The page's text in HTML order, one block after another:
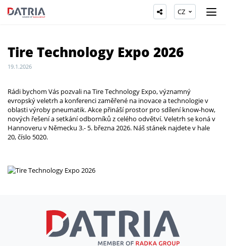
CZ
Tire Technology Expo 2026
19.1.2026
Rádi bychom Vás pozvali na Tire Technology Expo, významný
evropský veletrh a konferenci zaměřené na inovace a technologie v
oblasti výroby pneumatik. Akce přináší prostor pro sdílení know-how,
nových řešení a setkání odborníků z celého odvětví. Veletrh se koná v
Hannoveru v Německu 3.- 5. března 2026. Náš stánek najdete v hale
20, číslo 5020.